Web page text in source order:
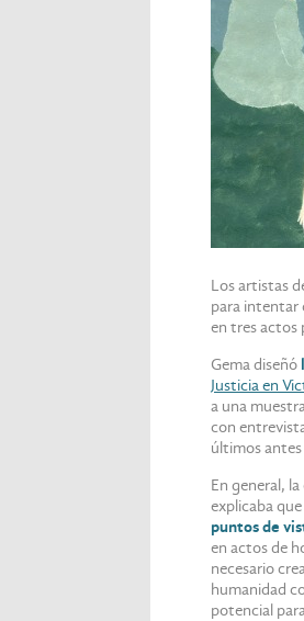
Los artistas
para intentar
en tres actos
Gema diseñó
Justicia en
a una
con
últimos
En general,
explicaba
puntos de
en actos de
necesario
humanidad
potencial